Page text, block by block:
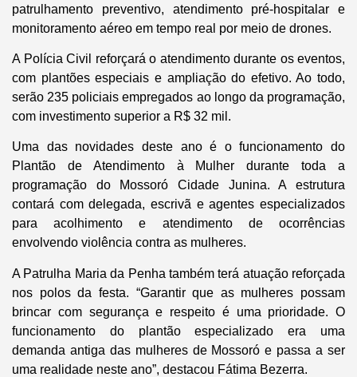
patrulhamento preventivo, atendimento pré-hospitalar e
monitoramento aéreo em tempo real por meio de drones.
A Polícia Civil reforçará o atendimento durante os eventos,
com plantões especiais e ampliação do efetivo. Ao todo,
serão 235 policiais empregados ao longo da programação,
com investimento superior a R$ 32 mil.
Uma das novidades deste ano é o funcionamento do
Plantão de Atendimento à Mulher durante toda a
programação do Mossoró Cidade Junina. A estrutura
contará com delegada, escrivã e agentes especializados
para acolhimento e atendimento de ocorrências
envolvendo violência contra as mulheres.
A Patrulha Maria da Penha também terá atuação reforçada
nos polos da festa. “Garantir que as mulheres possam
brincar com segurança e respeito é uma prioridade. O
funcionamento do plantão especializado era uma
demanda antiga das mulheres de Mossoró e passa a ser
uma realidade neste ano”, destacou Fátima Bezerra.